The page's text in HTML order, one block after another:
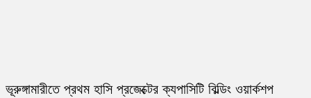
ভূরুঙ্গামারীতে প্রথম হাসি প্রজেক্টের ক্যপাসিটি বিল্ডিং ওয়ার্কশপ